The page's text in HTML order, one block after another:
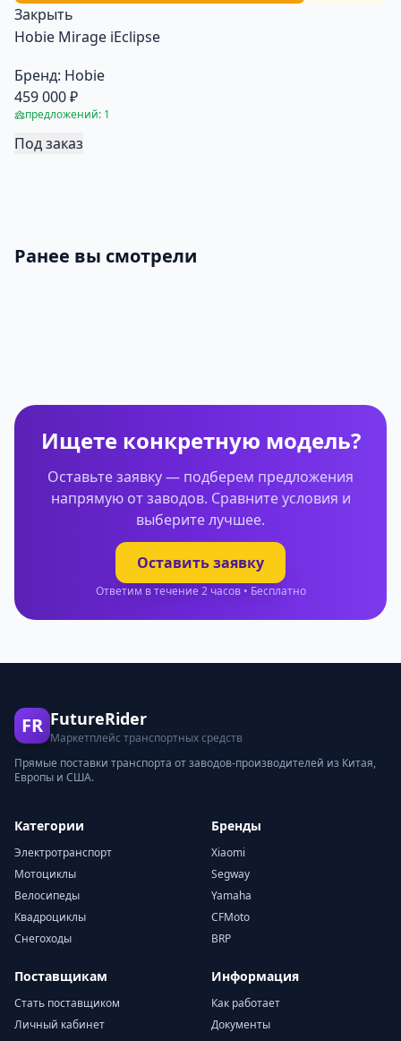
Закрыть
Hobie Mirage iEclipse
Бренд: Hobie
459 000 ₽
предложений: 1
Под заказ
Ранее вы смотрели
Ищете конкретную модель?
Оставьте заявку — подберем предложения
напрямую от заводов. Сравните условия и
выберите лучшее.
Оставить заявку
Ответим в течение 2 часов • Бесплатно
FR FutureRider
Маркетплейс транспортных средств
Прямые поставки транспорта от заводов-производителей из Китая,
Европы и США.
Категории
Электротранспорт
Мотоциклы
Велосипеды
Квадроциклы
Снегоходы
Бренды
Xiaomi
Segway
Yamaha
CFMoto
BRP
Поставщикам
Стать поставщиком
Личный кабинет
Информация
Как работает
Документы